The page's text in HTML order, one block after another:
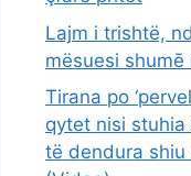
Lajm i trishtë,
mësuesi shumē
Tirana po
qytet nisi stuhia
të dendura